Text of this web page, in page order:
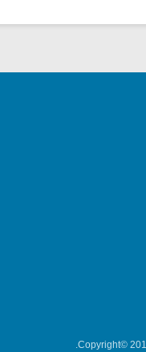
Copyright©